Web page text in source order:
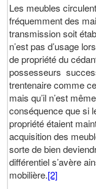
Les meubles
fréquemment des
transmission soit
n’est pas d’usage
de propriété du
possesseurs
trentenaire comme
mais qu’il n’est
conséquence que si
propriété étaient
acquisition des
sorte de bien
différentiel s’avère
mobilière.[2]